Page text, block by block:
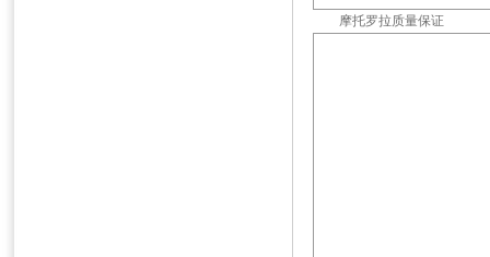
摩托罗拉质量保证